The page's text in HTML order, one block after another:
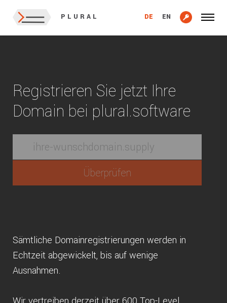
PLURAL DE EN
Registrieren Sie jetzt Ihre
Domain bei plural.software
Sämtliche Domainregistrierungen werden in
Echtzeit abgewickelt, bis auf wenige
Ausnahmen.